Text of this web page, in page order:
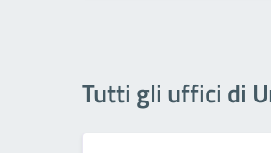
Tutti gli uffici di